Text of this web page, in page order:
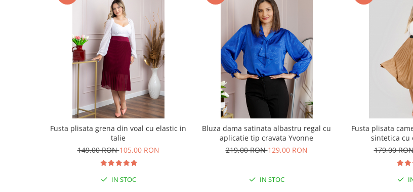
Fusta plisata grena din voal cu elastic in
talie
149,00 RON105,00 RON
IN STOC
Bluza dama satinata albastru regal cu
aplicatie tip cravata Yvonne
219,00 RON129,00 RON
IN STOC
Fusta plisata
sintetica cu
179,00